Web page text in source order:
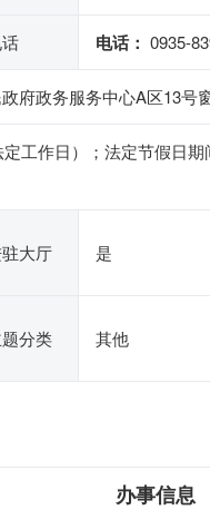
电话： 0935-
府政务服务中心A区13号
定工作日）；法定节假
大厅 是
分类 其他
办事信息